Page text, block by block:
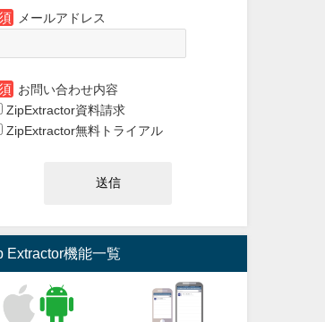
メールアドレス
お問い合わせ内容
ZipExtractor資料請求
ZipExtractor無料トライアル
Extractor機能一覧